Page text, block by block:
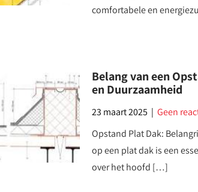
comfortabele en
Belang van een
en Duurzaamheid
23 maart 2025 |Geen
Opstand Plat Dak:
op een plat dak is een
over het hoofd […]